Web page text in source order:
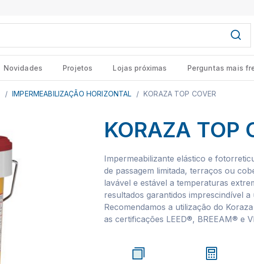
Novidades Projetos Lojas próximas Perguntas mais
/ IMPERMEABILIZAÇÃO HORIZONTAL / KORAZA TOP COVER
KORAZA TOP
Impermeabilizante elástico e
de passagem limitada, terraços ou
lavável e estável a temperaturas
resultados garantidos imprescindível a
Recomendamos a utilização do
as certificações LEED®, BREEAM® e